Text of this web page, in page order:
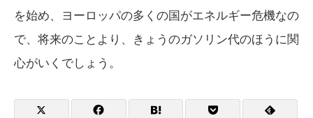
を始め、ヨーロッパの多くの国がエネルギー危機なの
で、将来のことより、きょうのガソリン代のほうに関
心がいくでしょう。